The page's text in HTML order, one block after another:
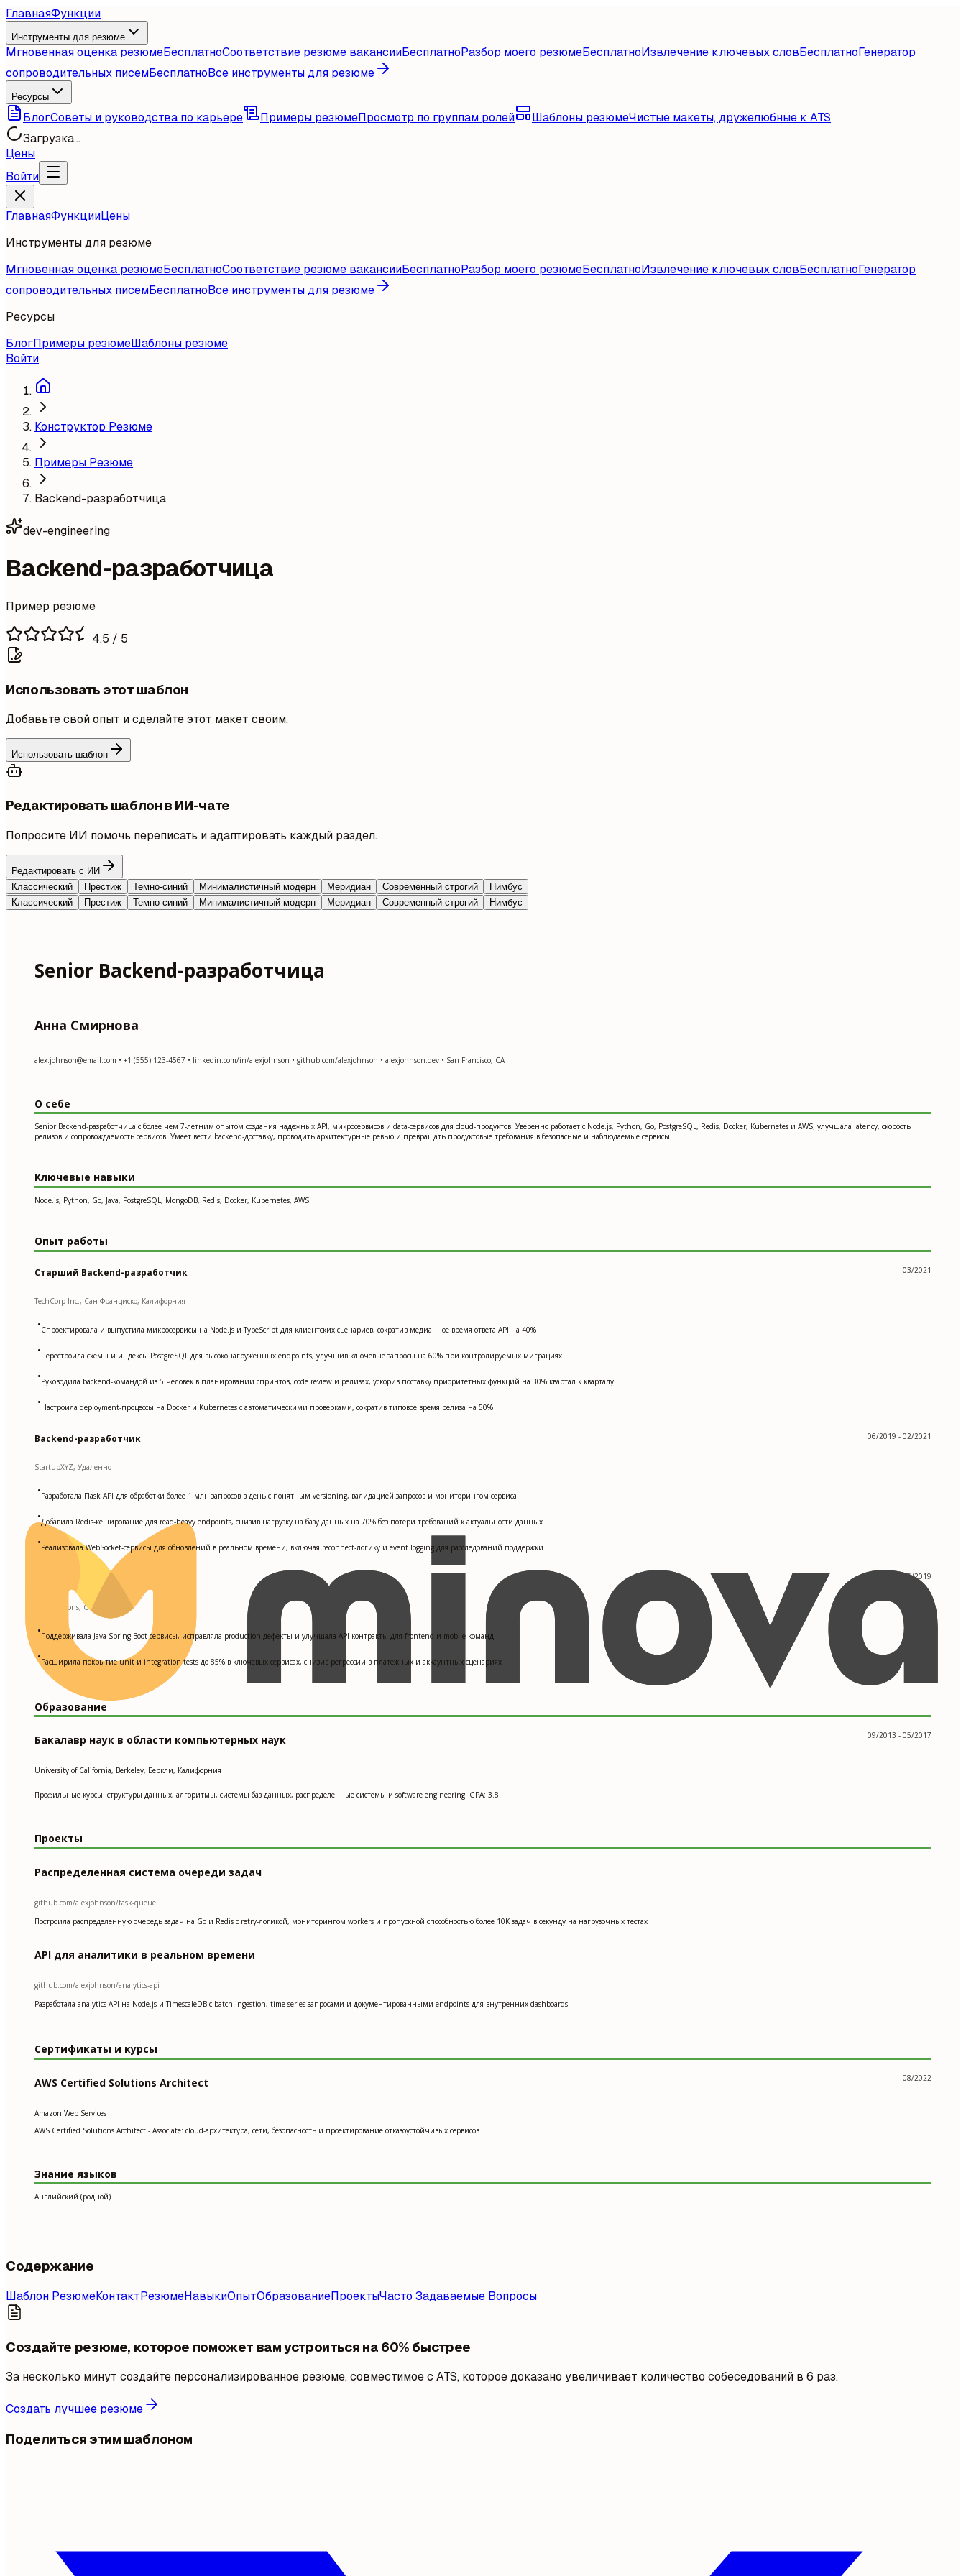
ГлавнаяФункции
Инструменты для резюме
Мгновенная оценка резюмеБесплатноСоответствие резюме вакансииБесплатноРазбор моего резюмеБесплатноИзвлечение ключевых словБесплатноГенератор
сопроводительных писемБесплатноВсе инструменты для резюме
Ресурсы
БлогСоветы и руководства по карьере Примеры резюмеПросмотр по группам ролей Шаблоны резюмеЧистые макеты, дружелюбные к ATS
Загрузка...
Цены
Войти
ГлавнаяФункцииЦены
Инструменты для резюме
Мгновенная оценка резюмеБесплатноСоответствие резюме вакансииБесплатноРазбор моего резюмеБесплатноИзвлечение ключевых словБесплатноГенератор
сопроводительных писемБесплатноВсе инструменты для резюме
Ресурсы
БлогПримеры резюмеШаблоны резюме
Войти
Конструктор Резюме
Примеры Резюме
Backend-разработчица
dev-engineering
Backend-разработчица
Пример резюме
4.5 / 5
Использовать этот шаблон
Добавьте свой опыт и сделайте этот макет своим.
Использовать шаблон
Редактировать шаблон в ИИ-чате
Попросите ИИ помочь переписать и адаптировать каждый раздел.
Редактировать с ИИ
Классический
Престиж Темно-синий Минималистичный модерн Меридиан Современный строгий
Нимбус
Классический
Престиж Темно-синий Минималистичный модерн Меридиан Современный строгий Нимбус
Senior Backend-разработчица
Анна Смирнова
alex.johnson@email.com • +1 (555) 123-4567 • linkedin.com/in/alexjohnson • github.com/alexjohnson • alexjohnson.dev • San Francisco, CA
О себе
Senior Backend-разработчица с более чем 7-летним опытом создания надежных API, микросервисов и data-сервисов для cloud-продуктов. Уверенно работает с Node.js, Python, Go, PostgreSQL, Redis, Docker, Kubernetes и AWS; улучшала latency, скорость
релизов и сопровождаемость сервисов. Умеет вести backend-доставку, проводить архитектурные ревью и превращать продуктовые требования в безопасные и наблюдаемые сервисы.
Ключевые навыки
Node.js, Python, Go, Java, PostgreSQL, MongoDB, Redis, Docker, Kubernetes, AWS
Опыт работы
Старший Backend-разработчик 03/2021
TechCorp Inc., Сан-Франциско, Калифорния
•Спроектировала и выпустила микросервисы на Node.js и TypeScript для клиентских сценариев, сократив медианное время ответа API на 40%
•Перестроила схемы и индексы PostgreSQL для высоконагруженных endpoints, улучшив ключевые запросы на 60% при контролируемых миграциях
•Руководила backend-командой из 5 человек в планировании спринтов, code review и релизах, ускорив поставку приоритетных функций на 30% квартал к кварталу
•Настроила deployment-процессы на Docker и Kubernetes с автоматическими проверками, сократив типовое время релиза на 50%
Backend-разработчик 06/2019 - 02/2021
StartupXYZ, Удаленно
•Разработала Flask API для обработки более 1 млн запросов в день с понятным versioning, валидацией запросов и мониторингом сервиса
•Добавила Redis-кеширование для read-heavy endpoints, снизив нагрузку на базу данных на 70% без потери требований к актуальности данных
•Реализовала WebSocket-сервисы для обновлений в реальном времени, включая reconnect-логику и event logging для расследований поддержки
Младший Backend-разработчик 08/2017 - 05/2019
DevSolutions, Остин, Техас
•Поддерживала Java Spring Boot сервисы, исправляла production-дефекты и улучшала API-контракты для frontend и mobile-команд
•Расширила покрытие unit и integration tests до 85% в ключевых сервисах, снизив регрессии в платежных и аккаунтных сценариях
Образование
Бакалавр наук в области компьютерных наук 09/2013 - 05/2017
University of California, Berkeley, Беркли, Калифорния
Профильные курсы: структуры данных, алгоритмы, системы баз данных, распределенные системы и software engineering. GPA: 3.8.
Проекты
Распределенная система очереди задач
github.com/alexjohnson/task-queue
Построила распределенную очередь задач на Go и Redis с retry-логикой, мониторингом workers и пропускной способностью более 10K задач в секунду на нагрузочных тестах
API для аналитики в реальном времени
github.com/alexjohnson/analytics-api
Разработала analytics API на Node.js и TimescaleDB с batch ingestion, time-series запросами и документированными endpoints для внутренних dashboards
Сертификаты и курсы
AWS Certified Solutions Architect 08/2022
Amazon Web Services
AWS Certified Solutions Architect - Associate: cloud-архитектура, сети, безопасность и проектирование отказоустойчивых сервисов
Знание языков
Английский (родной)
Содержание
Шаблон РезюмеКонтактРезюмеНавыкиОпытОбразованиеПроектыЧасто Задаваемые Вопросы
Создайте резюме, которое поможет вам устроиться на 60% быстрее
За несколько минут создайте персонализированное резюме, совместимое с ATS, которое доказано увеличивает количество собеседований в 6 раз.
Создать лучшее резюме
Поделиться этим шаблоном